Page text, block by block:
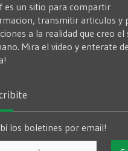
es un sitio para compartir
transmitir articulos y
a la realidad que creo el
Mira el video y enterate
los boletines por email!